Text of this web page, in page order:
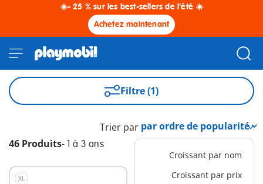
☀️- 25 % sur les best-sellers de l'été ☀️
Achetez maintenant
Filtre (1)
46 Produits- 1 à 3 ans
Trier par
Croissant par nom
Croissant par prix
XL